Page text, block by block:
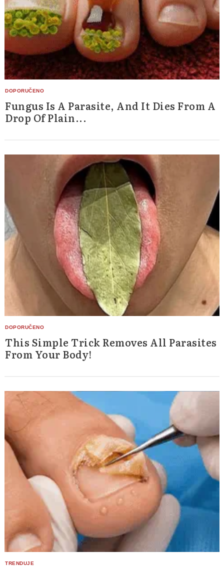
Fungus Is A Parasite, And It Dies From A
Drop Of Plain...
This Simple Trick Removes All Parasites
From Your Body!